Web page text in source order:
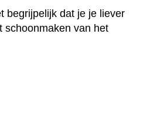
begrijpelijk dat je je liever
schoonmaken van het